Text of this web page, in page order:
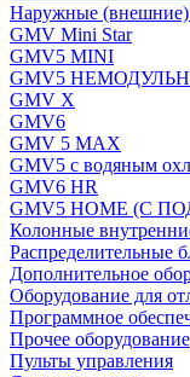
Наружные (внешние)
GMV Mini Star
GMV5 MINI
GMV5
GMV X
GMV6
GMV 5 MAX
GMV5 с водяным
GMV6 HR
GMV5 HOME (С
Колонные
Распределительные
Дополнительное
Оборудование для
Программное
Прочее оборудование
Пульты управления